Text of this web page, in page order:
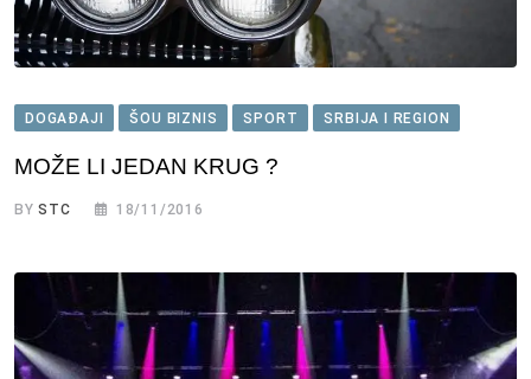
DOGAĐAJI ŠOU BIZNIS SPORT SRBIJA I REGION
MOŽE LI JEDAN KRUG ?
BYSTC 18/11/2016